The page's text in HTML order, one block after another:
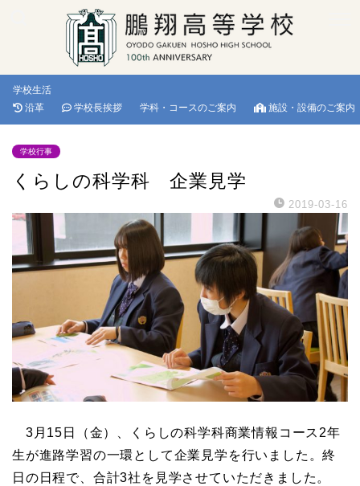
学校生活
沿革
学校長挨拶 学科・コースのご案内 施設・設備のご案内
学校行事
くらしの科学科 企業見学
2019-03-16
3月15日（金）、くらしの科学科商業情報コース2年
生が進路学習の一環として企業見学を行いました。終
日の日程で、合計3社を見学させていただきました。